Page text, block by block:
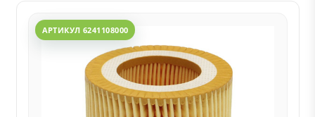
АРТИКУЛ 6241108000